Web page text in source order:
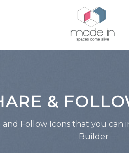
&
Follow Icons that you can
Builder.